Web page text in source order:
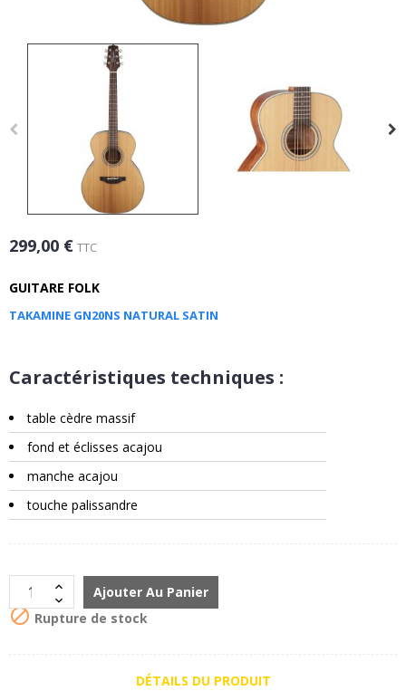
299,00 € TTC
GUITARE FOLK
TAKAMINE GN20NS NATURAL SATIN
Caractéristiques techniques :
table cèdre massif
fond et éclisses acajou
manche acajou
touche palissandre
Ajouter Au Panier
 Rupture de stock
DÉTAILS DU PRODUIT